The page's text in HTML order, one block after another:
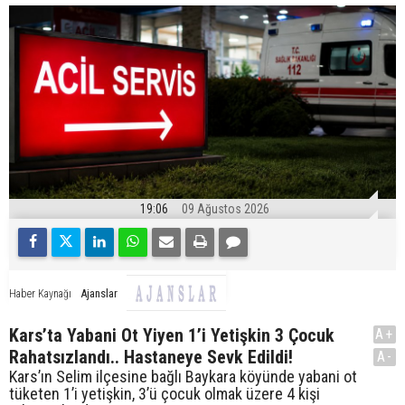
19:06 09 Ağustos 2026
Haber Kaynağı Ajanslar
Kars’ta Yabani Ot Yiyen 1’i Yetişkin 3 Çocuk
Rahatsızlandı.. Hastaneye Sevk Edildi!
Kars’ın Selim ilçesine bağlı Baykara köyünde yabani ot
tüketen 1’i yetişkin, 3’ü çocuk olmak üzere 4 kişi
A+
A-